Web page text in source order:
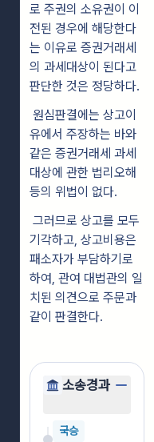
로 주권의 소유권이 이
전된 경우에 해당한다
는 이유로 증권거래세
의 과세대상이 된다고
판단한 것은 정당하다.
원심판결에는 상고이
유에서 주장하는 바와
같은 증권거래세 과세
대상에 관한 법리오해
등의 위법이 없다.
그러므로 상고를 모두
기각하고, 상고비용은
패소자가 부담하기로
하여, 관여 대법관의 일
치된 의견으로 주문과
같이 판결한다.
소송경과
국승